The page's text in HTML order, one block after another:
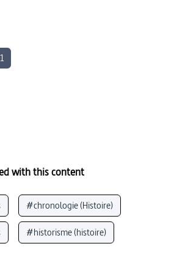
with this content
#chronologie (Histoire)
#historisme (histoire)